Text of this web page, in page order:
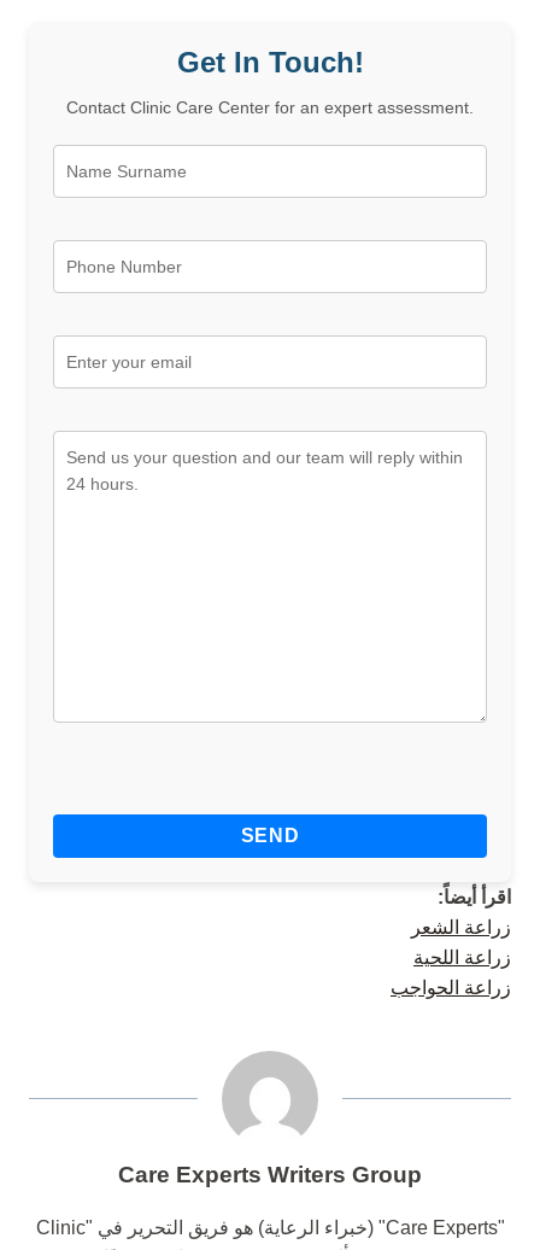
Get In Touch!
Contact Clinic Care Center for an expert assessment.
اقرأ أيضاً:
زراعة الشعر
زراعة اللحية
زراعة الحواجب
Care Experts Writers Group
"Care Experts" (خبراء الرعاية) هو فريق التحرير في "Clinic